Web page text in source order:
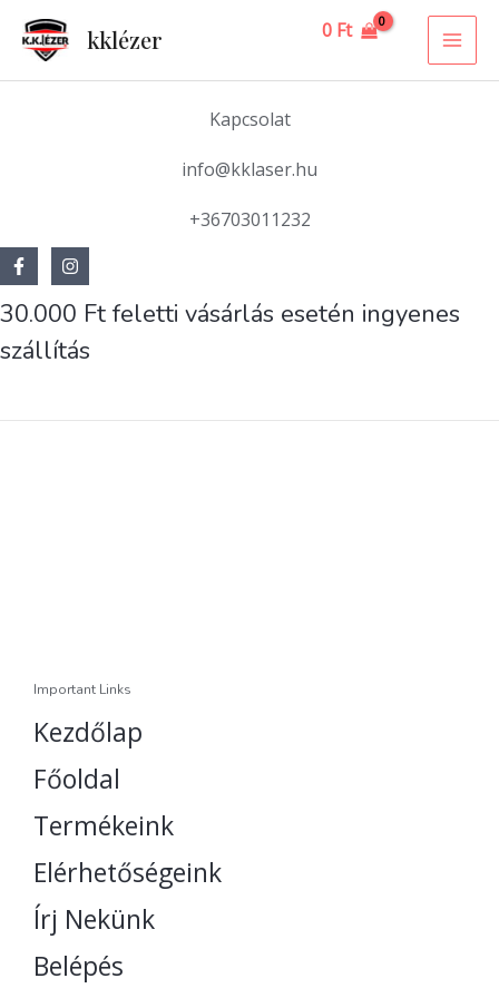
Skip
content
kklézer 0 Ft
Kapcsolat
info@kklaser.hu
+36703011232
30.000 Ft feletti vásárlás esetén ingyenes
szállítás
Important Links
Kezdőlap
Főoldal
Termékeink
Elérhetőségeink
Írj Nekünk
Belépés